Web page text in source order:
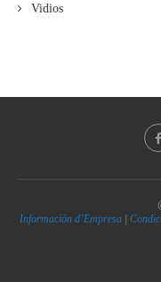
Vidios
Información d’Empresa |